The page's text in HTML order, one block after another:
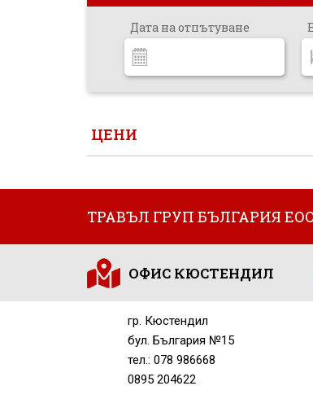
Дата на отпътуване
ЦЕНИ
ТРАВЪЛ ГРУП БЪЛГАРИЯ
ОФИС КЮСТЕНДИЛ
гр. Кюстендил
бул. България №15
тел.: 078 986668
0895 204622